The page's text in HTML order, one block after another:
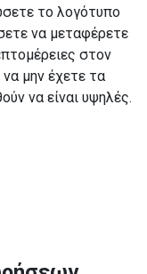
το λογότυπο
να μεταφέρετε
στον
μην έχετε τα
να είναι υψηλές.